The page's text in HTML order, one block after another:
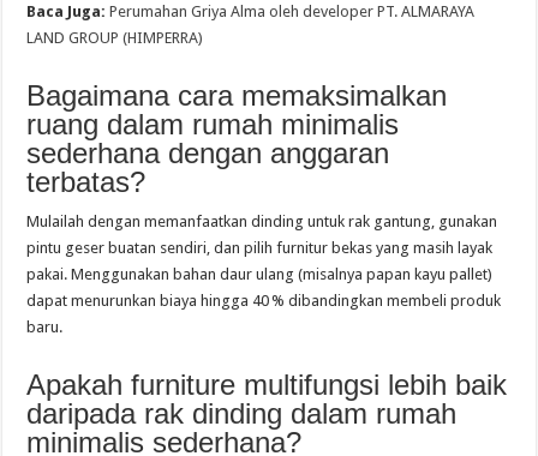
Baca Juga: Perumahan Griya Alma oleh developer PT. ALMARAYA
LAND GROUP (HIMPERRA)
Bagaimana cara memaksimalkan
ruang dalam rumah minimalis
sederhana dengan anggaran
terbatas?
Mulailah dengan memanfaatkan dinding untuk rak gantung, gunakan
pintu geser buatan sendiri, dan pilih furnitur bekas yang masih layak
pakai. Menggunakan bahan daur ulang (misalnya papan kayu pallet)
dapat menurunkan biaya hingga 40 % dibandingkan membeli produk
baru.
Apakah furniture multifungsi lebih baik
daripada rak dinding dalam rumah
minimalis sederhana?